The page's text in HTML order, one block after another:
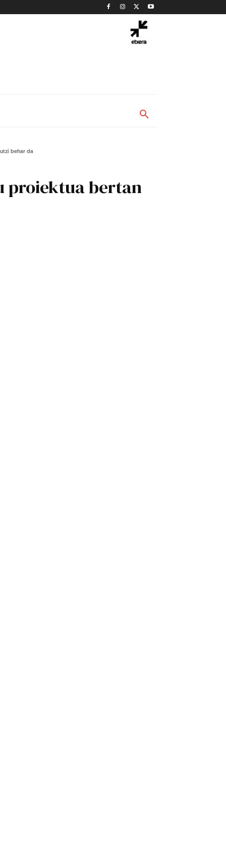
behar da
proiektua bertan